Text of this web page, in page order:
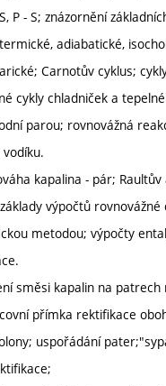
P - S; znázornění
adiabatické,
Carnotův cyklus;
cykly chladniček a
parou; rovnovážná
kapalina - pár;
výpočtů rovnovážné
metodou; výpočty
směsi kapalin na
přímka rektifikace
uspořádání